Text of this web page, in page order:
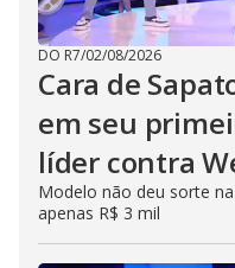
DO R7/02/08/2026
Cara de
em seu
líder contra
Modelo não deu sorte
apenas R$ 3 mil